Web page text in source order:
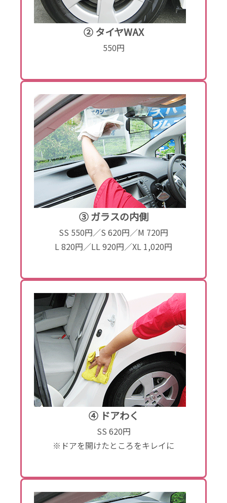
② タイヤWAX
550円
③ ガラスの内側
SS 550円／S 620円／M 720円
L 820円／LL 920円／XL 1,020円
④ ドアわく
SS 620円
※ドアを開けたところをキレイに